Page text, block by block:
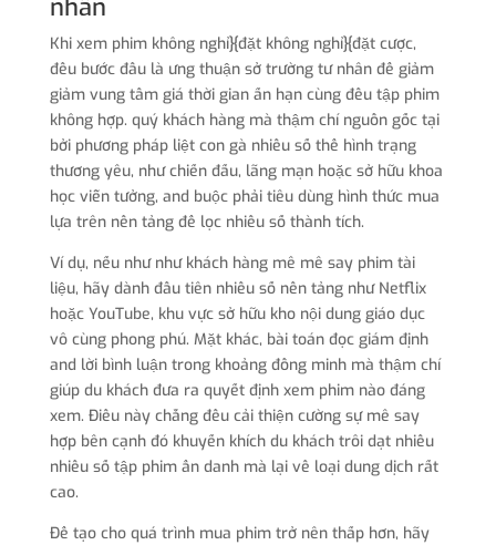
nhân
Khi xem phim không nghỉ}{đặt không nghỉ}{đặt cược,
đều bước đầu là ưng thuận sở trường tư nhân để giảm
giảm vung tầm giá thời gian ấn hạn cùng đều tập phim
không hợp. quý khách hàng mà thậm chí nguồn gốc tại
bởi phương pháp liệt con gà nhiều số thể hình trạng
thương yêu, như chiến đấu, lãng mạn hoặc sở hữu khoa
học viễn tưởng, and buộc phải tiêu dùng hình thức mua
lựa trên nền tảng để lọc nhiều số thành tích.
Ví dụ, nếu như như khách hàng mê mê say phim tài
liệu, hãy dành đầu tiên nhiều số nền tảng như Netflix
hoặc YouTube, khu vực sở hữu kho nội dung giáo dục
vô cùng phong phú. Mặt khác, bài toán đọc giám định
and lời bình luận trong khoảng đồng minh mà thậm chí
giúp du khách đưa ra quyết định xem phim nào đáng
xem. Điều này chẳng đều cải thiện cường sự mê say
hợp bên cạnh đó khuyến khích du khách trôi dạt nhiều
nhiều số tập phim ẩn danh mà lại về loại dung dịch rất
cao.
Để tạo cho quá trình mua phim trở nên thấp hơn, hãy